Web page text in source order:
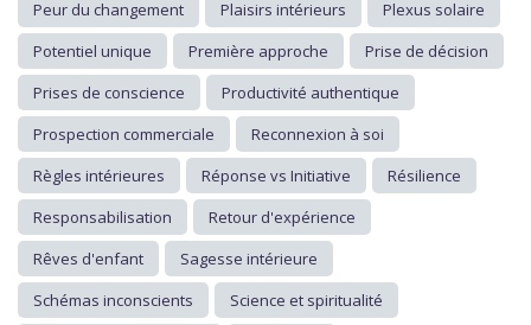
Peur du changement
Plaisirs intérieurs
Plexus solaire
Potentiel unique
Première approche
Prise de décision
Prises de conscience
Productivité authentique
Prospection commerciale
Reconnexion à soi
Règles intérieures
Réponse vs Initiative
Résilience
Responsabilisation
Retour d'expérience
Rêves d'enfant
Sagesse intérieure
Schémas inconscients
Science et spiritualité